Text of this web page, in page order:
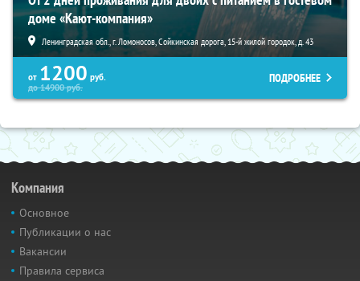
доме «Кают-компания»
Ленинградская обл., г. Ломоносов, Сойкинская дорога, 15-й жилой городок, д. 43
от 1200 руб.
до14900руб.
ПОДРОБНЕЕ
Компания
Основное
Публикации о нас
Вакансии
Правила сервиса